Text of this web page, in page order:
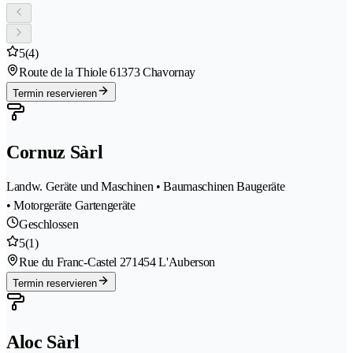
5(4)
Route de la Thiole 61373 Chavornay
Termin reservieren
Cornuz Sàrl
Landw. Geräte und Maschinen • Baumaschinen Baugeräte
• Motorgeräte Gartengeräte
Geschlossen
5(1)
Rue du Franc-Castel 271454 L'Auberson
Termin reservieren
Aloc Sàrl